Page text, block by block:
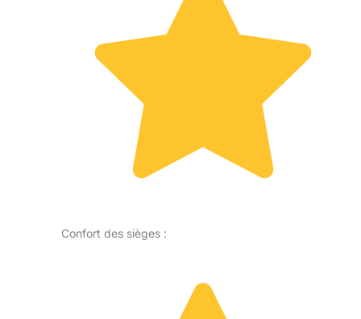
Confort des sièges :